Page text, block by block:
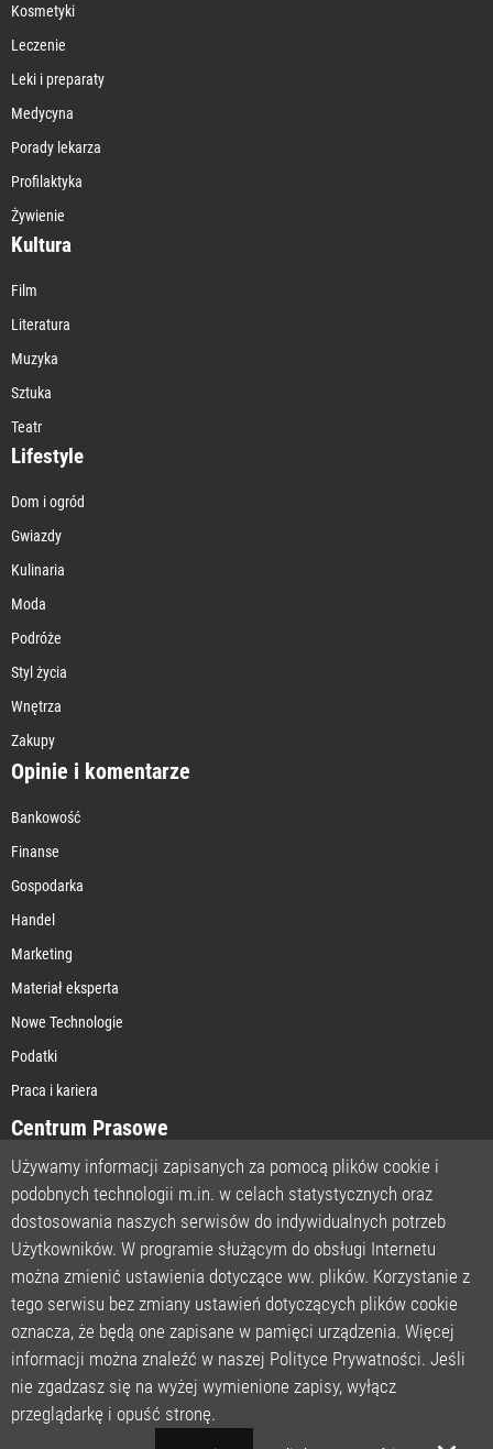
Kosmetyki
Leczenie
Leki i preparaty
Medycyna
Porady lekarza
Profilaktyka
Żywienie
Kultura
Film
Literatura
Muzyka
Sztuka
Teatr
Lifestyle
Dom i ogród
Gwiazdy
Kulinaria
Moda
Podróże
Styl życia
Wnętrza
Zakupy
Opinie i komentarze
Bankowość
Finanse
Gospodarka
Handel
Marketing
Materiał eksperta
Nowe Technologie
Podatki
Praca i kariera
Centrum Prasowe
STRONA GŁÓWNA
O NAS
POLITYKA PRYWATNOŚCI
REGULAMIN
LICENCJA
REJESTRACJA
KONTAKT
Używamy informacji zapisanych za pomocą plików cookie i
podobnych technologii m.in. w celach statystycznych oraz
dostosowania naszych serwisów do indywidualnych potrzeb
Użytkowników. W programie służącym do obsługi Internetu
można zmienić ustawienia dotyczące ww. plików. Korzystanie z
tego serwisu bez zmiany ustawień dotyczących plików cookie
oznacza, że będą one zapisane w pamięci urządzenia. Więcej
informacji można znaleźć w naszej Polityce Prywatności. Jeśli
nie zgadzasz się na wyżej wymienione zapisy, wyłącz
przeglądarkę i opuść stronę.